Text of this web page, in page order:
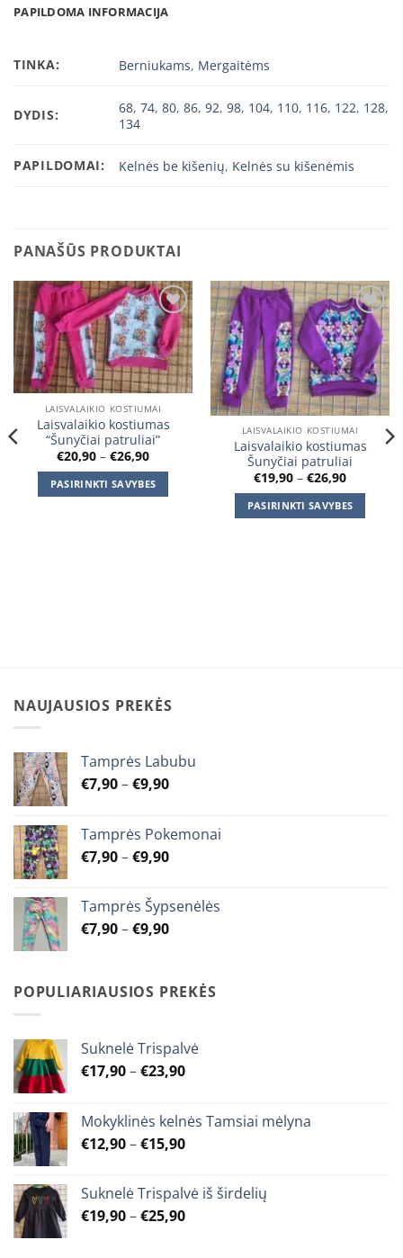
PAPILDOMA INFORMACIJA
TINKA: Berniukams, Mergaitėms
DYDIS: 68,74,80,86,92,98, 104, 110, 116, 122, 128,
134
PAPILDOMAI: Kelnės be kišenių, Kelnės su kišenėmis
PANAŠŪS PRODUKTAI
Add to
wishlist
LAISVALAIKIO KOSTIUMAI
Laisvalaikio kostiumas
“Šunyčiai patruliai”
€20,90 – €26,90Price
€20,90
through
€26,90
PASIRINKTI SAVYBES
the
Add to
wishlist
LAISVALAIKIO KOSTIUMAI
Laisvalaikio kostiumas
Šunyčiai patruliai
€19,90 – €26,90Price
€19,90
through
€26,90
PASIRINKTI SAVYBES
NAUJAUSIOS PREKĖS
Tamprės Labubu
€7,90–€9,90Price
through
€9,90
Tamprės Pokemonai
€7,90–€9,90Price
through
€9,90
Tamprės Šypsenėlės
€7,90–€9,90Price
through
€9,90
POPULIARIAUSIOS PREKĖS
Suknelė Trispalvė
€17,90–€23,90Price
through
€23,90
Mokyklinės kelnės Tamsiai mėlyna
€12,90–€15,90Price
through
€15,90
Suknelė Trispalvė iš širdelių
€19,90–€25,90Price